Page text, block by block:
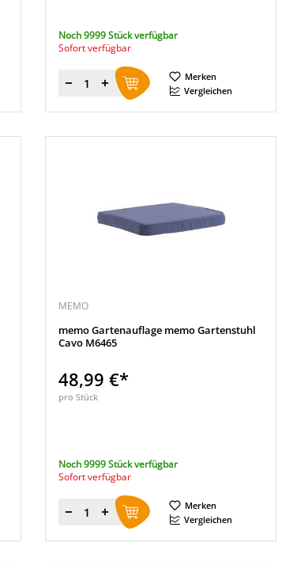
Noch 9999 Stück verfügbar
Sofort verfügbar
Menge
Merken
Vergleichen
MEMO
memo Gartenauflage memo Gartenstuhl
Cavo M6465
48,99 €*
pro Stück
Noch 9999 Stück verfügbar
Sofort verfügbar
Menge
Merken
Vergleichen